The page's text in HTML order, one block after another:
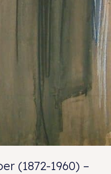
(1872-1960) –